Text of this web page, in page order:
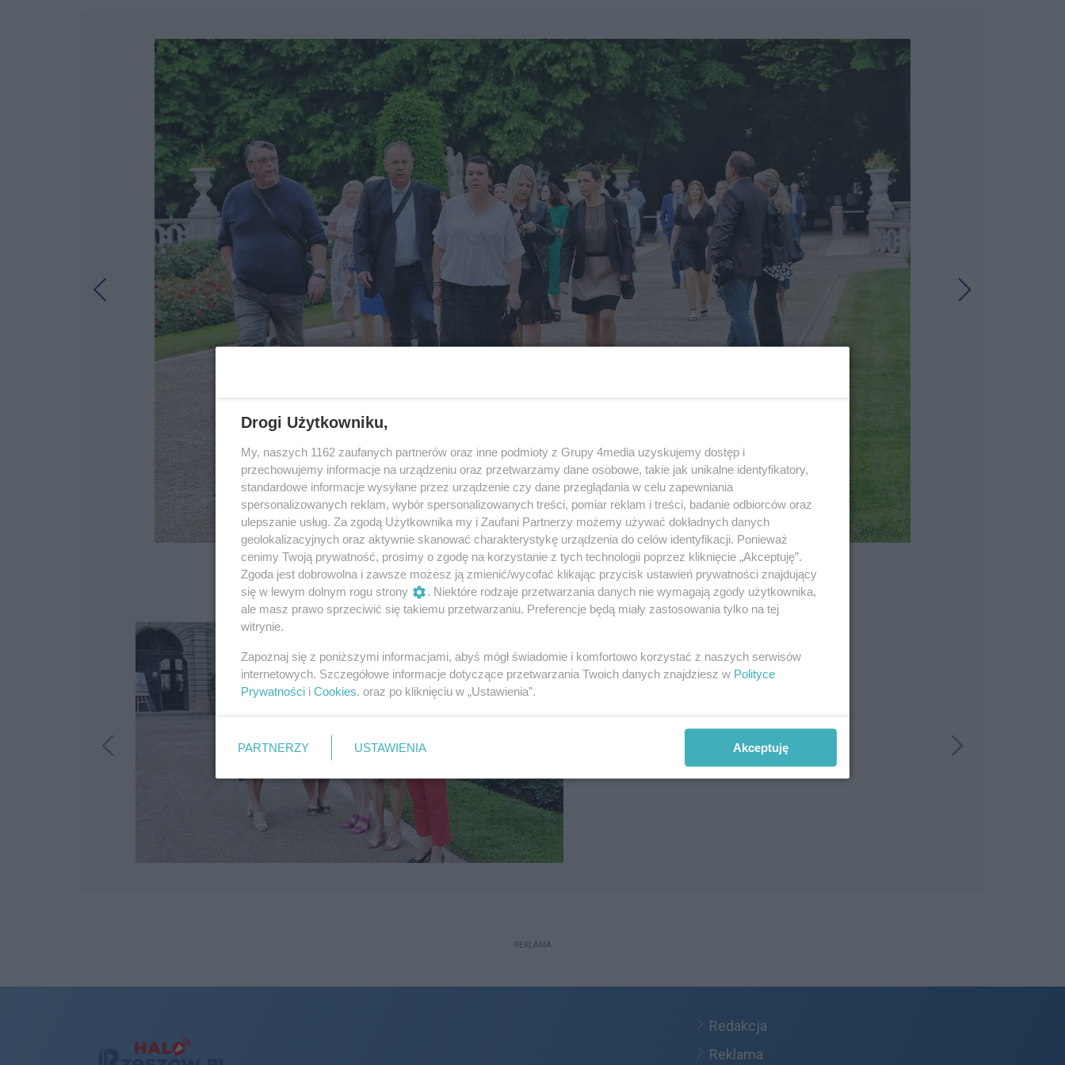
4 / 22
REKLAMA
Redakcja
Reklama
Drogi Użytkowniku,
My, naszych 1162 zaufanych partnerów oraz inne podmioty z Grupy 4media uzyskujemy dostęp i
przechowujemy informacje na urządzeniu oraz przetwarzamy dane osobowe, takie jak unikalne identyfikatory,
standardowe informacje wysyłane przez urządzenie czy dane przeglądania w celu zapewniania
spersonalizowanych reklam, wybór spersonalizowanych treści, pomiar reklam i treści, badanie odbiorców oraz
ulepszanie usług. Za zgodą Użytkownika my i Zaufani Partnerzy możemy używać dokładnych danych
geolokalizacyjnych oraz aktywnie skanować charakterystykę urządzenia do celów identyfikacji. Ponieważ
cenimy Twoją prywatność, prosimy o zgodę na korzystanie z tych technologii poprzez kliknięcie „Akceptuję”.
Zgoda jest dobrowolna i zawsze możesz ją zmienić/wycofać klikając przycisk ustawień prywatności znajdujący
się w lewym dolnym rogu strony
. Niektóre rodzaje przetwarzania danych nie wymagają zgody użytkownika,
ale masz prawo sprzeciwić się takiemu przetwarzaniu. Preferencje będą miały zastosowania tylko na tej
witrynie.
Zapoznaj się z poniższymi informacjami, abyś mógł świadomie i komfortowo korzystać z naszych serwisów
internetowych. Szczegółowe informacje dotyczące przetwarzania Twoich danych znajdziesz w Polityce
Prywatności i Cookies. oraz po kliknięciu w „Ustawienia”.
PARTNERZY USTAWIENIA Akceptuję